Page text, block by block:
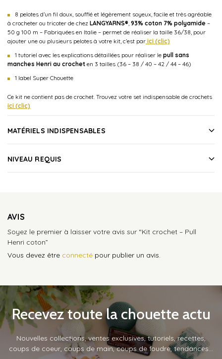
8 pelotes d’un fil doux, soufflé et légèrement soyeux, facile et très agréable
à crocheter ou tricoter de chez LANGYARNS®, 93% coton 7% polyamide –
50 g 100 m – Fabriquées en Italie – permet de réaliser la taille 36/38, pour
ajouter une ou plusieurs pelotes à votre kit, c’est par ici (clic)
1 tutoriel avec les explications détaillées pour réaliser le pull sans
manches Henri au crochet en 3 tailles (36 – 38 / 40 – 42 / 44 – 46)
1 label Super Chouette
Ce kit ne contient pas de crochet. Trouvez votre set indispensable de crochets
ici (clic)
MATÉRIELS INDISPENSABLES
NIVEAU REQUIS
AVIS
Soyez le premier à laisser votre avis sur “Kit crochet – Pull
Henri coton”
Vous devez être connecté pour publier un avis.
Recevez toute la chouette actu
Nouvelles collections, ventes exclusives, tutoriels, recettes,
coups de coeur, coups de main, coups de foudre, tendances…